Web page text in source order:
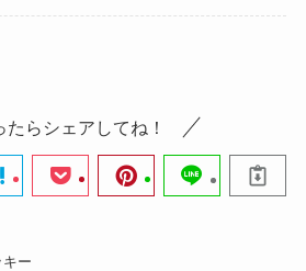
たらシェアしてね！
ー